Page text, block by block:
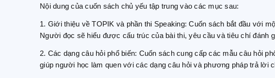
Nội dung của cuốn sách chủ yếu tập trung vào các mục sau:
1. Giới thiệu về TOPIK và phần thi Speaking: Cuốn sách bắt đầu với
Người đọc sẽ hiểu được cấu trúc của bài thi, yêu cầu và tiêu chí đánh
2. Các dạng câu hỏi phổ biến: Cuốn sách cung cấp các mẫu câu hỏi
giúp người học làm quen với các dạng câu hỏi và phương pháp trả lời